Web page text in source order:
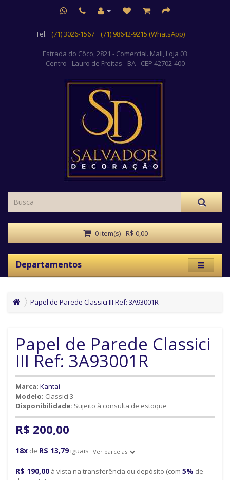
Tel. (71) 3026-1567 (71) 98642-9215 (WhatsApp)
Estrada do Côco, 2821 - Comercial. Mall, Loja 03
Centro - Lauro de Freitas - BA - CEP 42702-400
0 item(s) - R$ 0,00
Departamentos
Papel de Parede Classici III Ref: 3A93001R
Papel de Parede Classici
III Ref: 3A93001R
Marca: Kantai
Modelo: Classici 3
Disponibilidade: Sujeito à consulta de estoque
R$ 200,00
18x de R$ 13,79 iguais Ver parcelas
R$ 190,00 à vista na transferência ou depósito (com 5% de